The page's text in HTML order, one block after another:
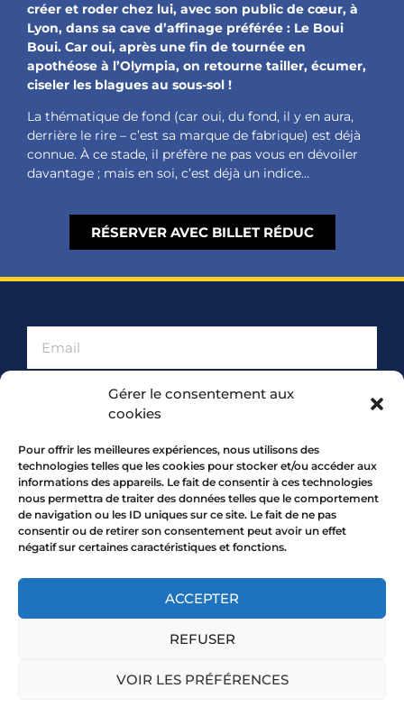
Gérer le consentement aux
cookies
Pour offrir les meilleures expériences, nous utilisons des
technologies telles que les cookies pour stocker et/ou accéder aux
informations des appareils. Le fait de consentir à ces technologies
nous permettra de traiter des données telles que le comportement
de navigation ou les ID uniques sur ce site. Le fait de ne pas
consentir ou de retirer son consentement peut avoir un effet
négatif sur certaines caractéristiques et fonctions.
ACCEPTER
REFUSER
VOIR LES PRÉFÉRENCES
créer et roder chez lui, avec son public de cœur, à
Lyon, dans sa cave d’affinage préférée : Le Boui
Boui. Car oui, après une fin de tournée en
apothéose à l’Olympia, on retourne tailler, écumer,
ciseler les blagues au sous-sol !
La thématique de fond (car oui, du fond, il y en aura,
derrière le rire – c’est sa marque de fabrique) est déjà
connue. À ce stade, il préfère ne pas vous en dévoiler
davantage ; mais en soi, c’est déjà un indice…
RÉSERVER AVEC BILLET RÉDUC
S'INCRIRE À LA NEWSLETTER
PARTENARIAT
04 72 05 10 00